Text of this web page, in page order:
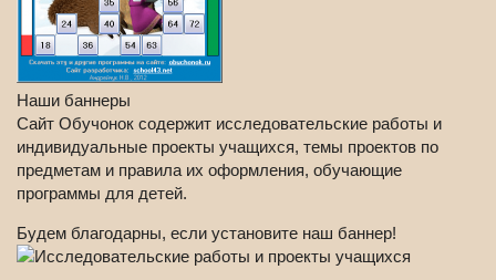
Наши баннеры
Сайт Обучонок содержит исследовательские работы и
индивидуальные проекты учащихся, темы проектов по
предметам и правила их оформления, обучающие
программы для детей.
Будем благодарны, если установите наш баннер!